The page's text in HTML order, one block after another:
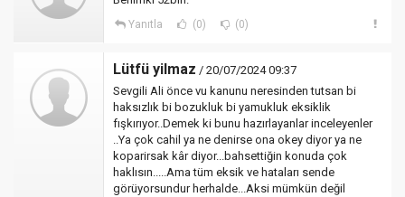
Yanıtla (0) (0)
Lütfü yilmaz / 20/07/2024 09:37
Sevgili Ali önce vu kanunu neresinden tutsan bi
haksızlık bi bozukluk bi yamukluk eksiklik
fışkırıyor..Demek ki bunu hazırlayanlar inceleyenler
..Ya çok cahil ya ne denirse ona okey diyor ya ne
koparirsak kâr diyor...bahsettiğin konuda çok
haklısın.....Ama tüm eksik ve hataları sende
görüyorsundur herhalde...Aksi mümkün değil